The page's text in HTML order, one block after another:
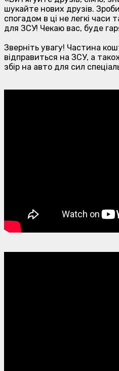
шукайте нових друзів.
спогадом в ці не легкі часи
для ЗСУ! Чекаю вас, буде
Зверніть увагу! Частина
відправиться на ЗСУ, а
збір на авто для сил